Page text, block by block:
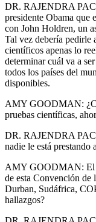
DR. RAJENDRA
presidente Obama que
con John Holdren, un
Tal vez debería pedirle
científicos apenas lo
determinar cuál va a
todos los países del
disponibles.
AMY GOODMAN:
pruebas científicas,
DR. RAJENDRA
nadie le está prestando
AMY GOODMAN: El
de esta Convención
Durban, Sudáfrica,
hallazgos?